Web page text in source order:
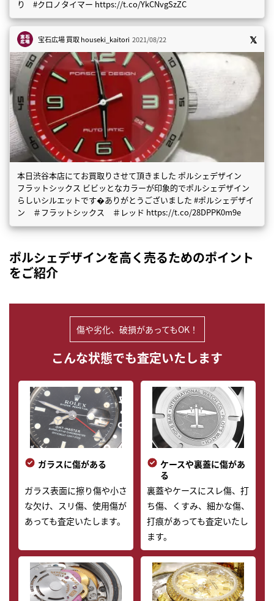
り #クロノタイマー https://t.co/YkCNvgSzZC
宝石広場 買取houseki_kaitori 2021/08/22
本日渋谷本店にてお買取りさせて頂きました ポルシェデザイン
フラットシックス ビビッとなカラーが印象的でポルシェデザイン
らしいシルエットです�ありがとうございました #ポルシェデザイ
ン ＃フラットシックス ＃レッド https://t.co/28DPPK0m9e
ポルシェデザインを高く売るためのポイント
をご紹介
傷や劣化、破損があってもOK！
こんな状態でも査定いたします
ガラスに傷がある
ガラス表面に擦り傷や小さ
な欠け、スリ傷、使用傷が
あっても査定いたします。
ケースや裏蓋に傷があ
る
裏蓋やケースにスレ傷、打
ち傷、くすみ、細かな傷、
打痕があっても査定いたし
ます。